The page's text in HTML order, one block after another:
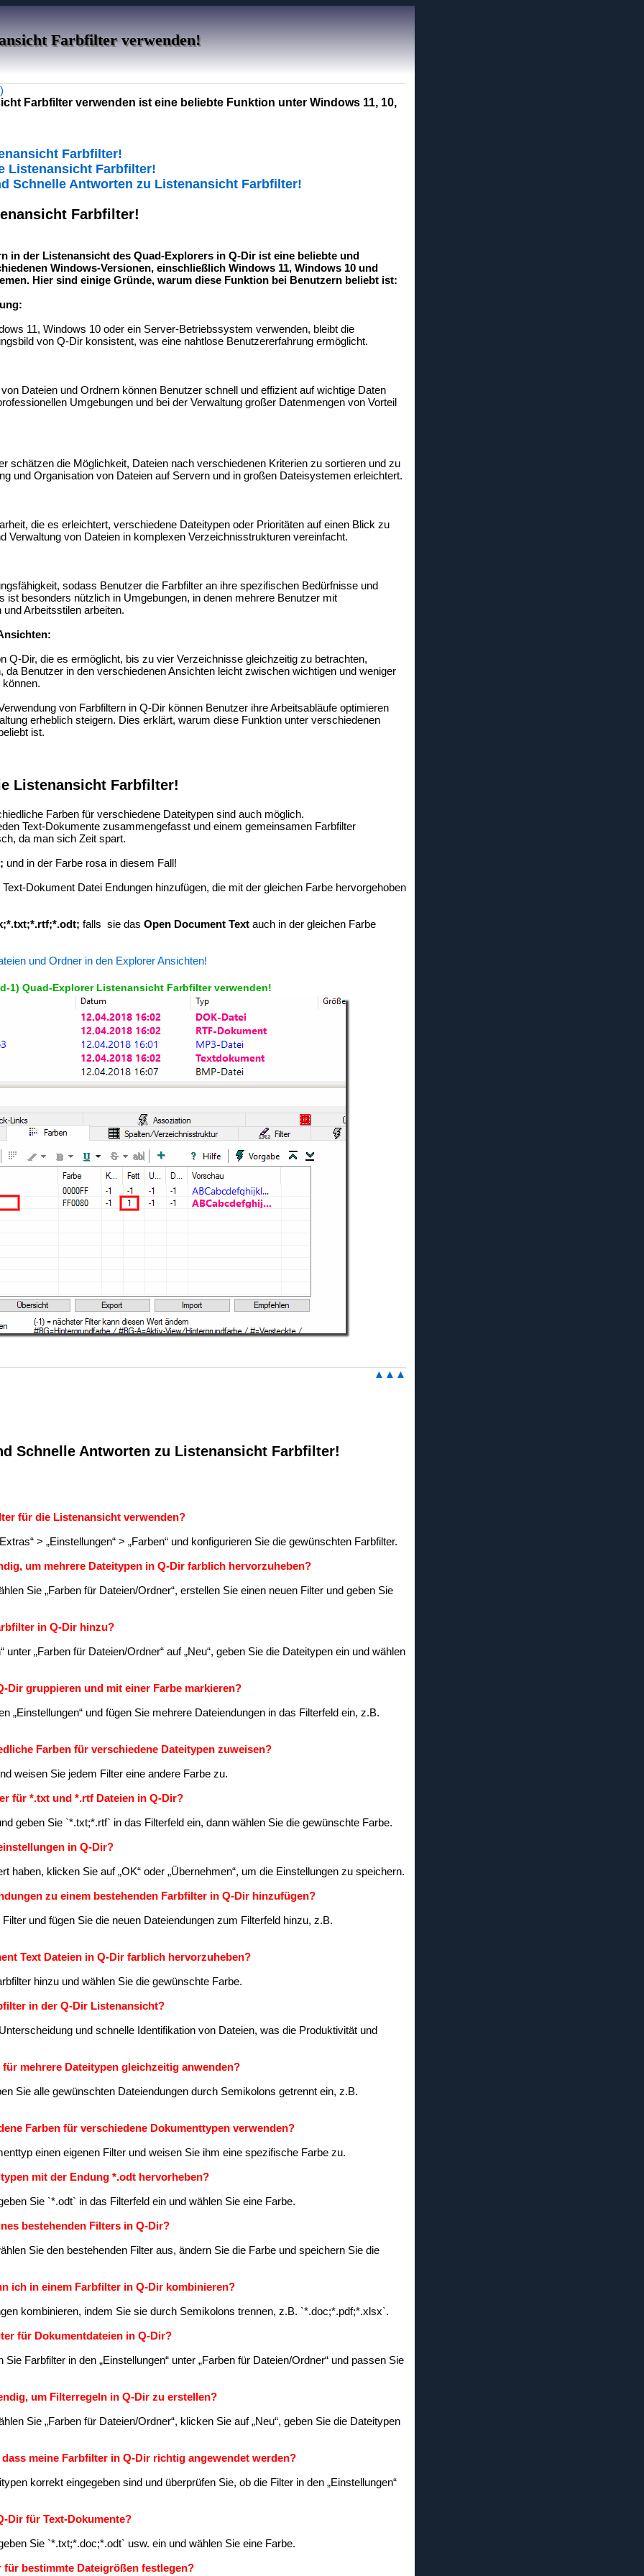
Farbfilter verwenden!
Farbfilter verwenden ist eine beliebte Funktion unter Windows 11, 10,
Farbfilter!
Listenansicht Farbfilter!
Schnelle Antworten zu Listenansicht Farbfilter!
Farbfilter!
in der Listenansicht des Quad-Explorers in Q-Dir ist eine beliebte und
Windows-Versionen, einschließlich Windows 11, Windows 10 und
Hier sind einige Gründe, warum diese Funktion bei Benutzern beliebt ist:
11, Windows 10 oder ein Server-Betriebssystem verwenden, bleibt die
von Q-Dir konsistent, was eine nahtlose Benutzererfahrung ermöglicht.
Dateien und Ordnern können Benutzer schnell und effizient auf wichtige Daten
Umgebungen und bei der Verwaltung großer Datenmengen von Vorteil
schätzen die Möglichkeit, Dateien nach verschiedenen Kriterien zu sortieren und zu
und Organisation von Dateien auf Servern und in großen Dateisystemen erleichtert.
die es erleichtert, verschiedene Dateitypen oder Prioritäten auf einen Blick zu
Verwaltung von Dateien in komplexen Verzeichnisstrukturen vereinfacht.
sodass Benutzer die Farbfilter an ihre spezifischen Bedürfnisse und
ist besonders nützlich in Umgebungen, in denen mehrere Benutzer mit
Arbeitsstilen arbeiten.
Q-Dir, die es ermöglicht, bis zu vier Verzeichnisse gleichzeitig zu betrachten,
da Benutzer in den verschiedenen Ansichten leicht zwischen wichtigen und weniger
von Farbfiltern in Q-Dir können Benutzer ihre Arbeitsabläufe optimieren
erheblich steigern. Dies erklärt, warum diese Funktion unter verschiedenen
ist.
Listenansicht Farbfilter!
Farben für verschiedene Dateitypen sind auch möglich.
Text-Dokumente zusammengefasst und einem gemeinsamen Farbfilter
da man sich Zeit spart.
und in der Farbe rosa in diesem Fall!
Dokument Datei Endungen hinzufügen, die mit der gleichen Farbe hervorgehoben
*.odt; falls sie das Open Document Text auch in der gleichen Farbe
und Ordner in den Explorer Ansichten!
1) Quad-Explorer Listenansicht Farbfilter verwenden!
▲▲▲
Schnelle Antworten zu Listenansicht Farbfilter!
für die Listenansicht verwenden?
> „Einstellungen“ > „Farben“ und konfigurieren Sie die gewünschten Farbfilter.
um mehrere Dateitypen in Q-Dir farblich hervorzuheben?
Sie „Farben für Dateien/Ordner“, erstellen Sie einen neuen Filter und geben Sie
in Q-Dir hinzu?
unter „Farben für Dateien/Ordner“ auf „Neu“, geben Sie die Dateitypen ein und wählen
Dir gruppieren und mit einer Farbe markieren?
„Einstellungen“ und fügen Sie mehrere Dateiendungen in das Filterfeld ein, z.B.
Farben für verschiedene Dateitypen zuweisen?
weisen Sie jedem Filter eine andere Farbe zu.
für *.txt und *.rtf Dateien in Q-Dir?
geben Sie `*.txt;*.rtf` in das Filterfeld ein, dann wählen Sie die gewünschte Farbe.
in Q-Dir?
haben, klicken Sie auf „OK“ oder „Übernehmen“, um die Einstellungen zu speichern.
zu einem bestehenden Farbfilter in Q-Dir hinzufügen?
und fügen Sie die neuen Dateiendungen zum Filterfeld hinzu, z.B.
Text Dateien in Q-Dir farblich hervorzuheben?
hinzu und wählen Sie die gewünschte Farbe.
in der Q-Dir Listenansicht?
und schnelle Identifikation von Dateien, was die Produktivität und
mehrere Dateitypen gleichzeitig anwenden?
Sie alle gewünschten Dateiendungen durch Semikolons getrennt ein, z.B.
Farben für verschiedene Dokumenttypen verwenden?
einen eigenen Filter und weisen Sie ihm eine spezifische Farbe zu.
mit der Endung *.odt hervorheben?
Sie `*.odt` in das Filterfeld ein und wählen Sie eine Farbe.
bestehenden Filters in Q-Dir?
Sie den bestehenden Filter aus, ändern Sie die Farbe und speichern Sie die
ich in einem Farbfilter in Q-Dir kombinieren?
kombinieren, indem Sie sie durch Semikolons trennen, z.B. `*.doc;*.pdf;*.xlsx`.
für Dokumentdateien in Q-Dir?
Farbfilter in den „Einstellungen“ unter „Farben für Dateien/Ordner“ und passen Sie
um Filterregeln in Q-Dir zu erstellen?
Sie „Farben für Dateien/Ordner“, klicken Sie auf „Neu“, geben Sie die Dateitypen
meine Farbfilter in Q-Dir richtig angewendet werden?
korrekt eingegeben sind und überprüfen Sie, ob die Filter in den „Einstellungen“
Dir für Text-Dokumente?
Sie `*.txt;*.doc;*.odt` usw. ein und wählen Sie eine Farbe.
bestimmte Dateigrößen festlegen?